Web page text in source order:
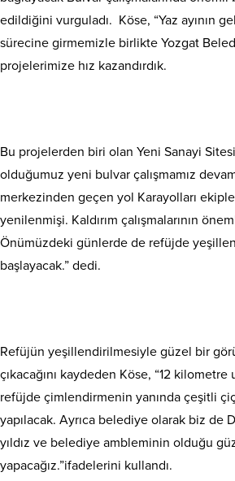
edildiğini vurguladı. Köse, “Yaz ayının
sürecine girmemizle birlikte Yozgat
projelerimize hız kazandırdık.
Bu projelerden biri olan Yeni Sanayi
olduğumuz yeni bulvar çalışmamız
merkezinden geçen yol Karayolları
yenilenmişi. Kaldırım çalışmalarının
Önümüzdeki günlerde de refüjde
başlayacak.” dedi.
Refüjün yeşillendirilmesiyle güzel bir
çıkacağını kaydeden Köse, “12
refüjde çimlendirmenin yanında çeşitli
yapılacak. Ayrıca belediye olarak biz de
yıldız ve belediye ambleminin olduğu
yapacağız.”ifadelerini kullandı.